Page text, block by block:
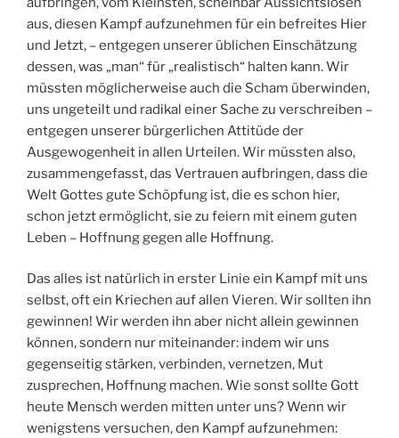
aus, diesen Kampf aufzunehmen für ein befreites Hier
und Jetzt, – entgegen unserer üblichen Einschätzung
dessen, was „man“ für „realistisch“ halten kann. Wir
müssten möglicherweise auch die Scham überwinden,
uns ungeteilt und radikal einer Sache zu verschreiben –
entgegen unserer bürgerlichen Attitüde der
Ausgewogenheit in allen Urteilen. Wir müssten also,
zusammengefasst, das Vertrauen aufbringen, dass die
Welt Gottes gute Schöpfung ist, die es schon hier,
schon jetzt ermöglicht, sie zu feiern mit einem guten
Leben – Hoffnung gegen alle Hoffnung.
Das alles ist natürlich in erster Linie ein Kampf mit uns
selbst, oft ein Kriechen auf allen Vieren. Wir sollten ihn
gewinnen! Wir werden ihn aber nicht allein gewinnen
können, sondern nur miteinander: indem wir uns
gegenseitig stärken, verbinden, vernetzen, Mut
zusprechen, Hoffnung machen. Wie sonst sollte Gott
heute Mensch werden mitten unter uns? Wenn wir
wenigstens versuchen, den Kampf aufzunehmen: